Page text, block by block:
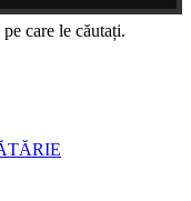
care le căutați.